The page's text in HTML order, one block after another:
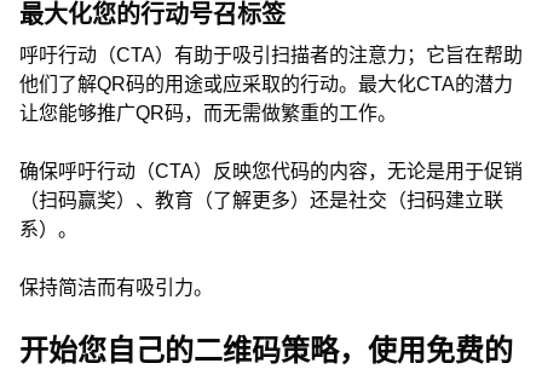
最大化您的行动号召标签
呼吁行动（CTA）有助于吸引扫描者的注意力；它旨在帮助
他们了解QR码的用途或应采取的行动。最大化CTA的潜力
让您能够推广QR码，而无需做繁重的工作。
确保呼吁行动（CTA）反映您代码的内容，无论是用于促销
（扫码赢奖）、教育（了解更多）还是社交（扫码建立联
系）。
保持简洁而有吸引力。
开始您自己的二维码策略，使用免费的